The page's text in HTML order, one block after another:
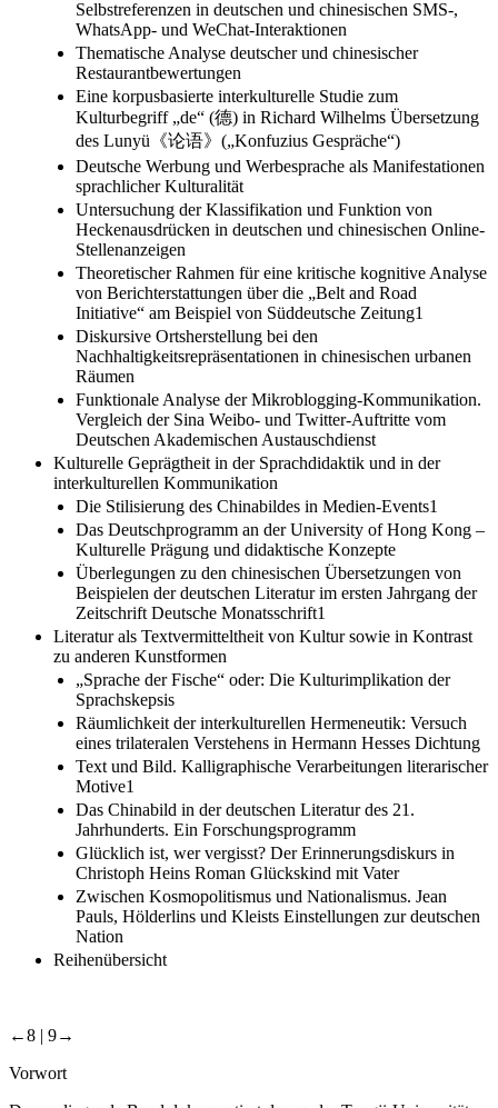
Selbstreferenzen in deutschen und chinesischen SMS-,
WhatsApp- und WeChat-Interaktionen
Thematische Analyse deutscher und chinesischer
Restaurantbewertungen
Eine korpusbasierte interkulturelle Studie zum
Kulturbegriff „de“ (德) in Richard Wilhelms Übersetzung
des Lunyü《论语》(„Konfuzius Gespräche“)
Deutsche Werbung und Werbesprache als Manifestationen
sprachlicher Kulturalität
Untersuchung der Klassifikation und Funktion von
Heckenausdrücken in deutschen und chinesischen Online-
Stellenanzeigen
Theoretischer Rahmen für eine kritische kognitive Analyse
von Berichterstattungen über die „Belt and Road
Initiative“ am Beispiel von Süddeutsche Zeitung1
Diskursive Ortsherstellung bei den
Nachhaltigkeitsrepräsentationen in chinesischen urbanen
Räumen
Funktionale Analyse der Mikroblogging-Kommunikation.
Vergleich der Sina Weibo- und Twitter-Auftritte vom
Deutschen Akademischen Austauschdienst
Kulturelle Geprägtheit in der Sprachdidaktik und in der
interkulturellen Kommunikation
Die Stilisierung des Chinabildes in Medien-Events1
Das Deutschprogramm an der University of Hong Kong –
Kulturelle Prägung und didaktische Konzepte
Überlegungen zu den chinesischen Übersetzungen von
Beispielen der deutschen Literatur im ersten Jahrgang der
Zeitschrift Deutsche Monatsschrift1
Literatur als Textvermitteltheit von Kultur sowie in Kontrast
zu anderen Kunstformen
„Sprache der Fische“ oder: Die Kulturimplikation der
Sprachskepsis
Räumlichkeit der interkulturellen Hermeneutik: Versuch
eines trilateralen Verstehens in Hermann Hesses Dichtung
Text und Bild. Kalligraphische Verarbeitungen literarischer
Motive1
Das Chinabild in der deutschen Literatur des 21.
Jahrhunderts. Ein Forschungsprogramm
Glücklich ist, wer vergisst? Der Erinnerungsdiskurs in
Christoph Heins Roman Glückskind mit Vater
Zwischen Kosmopolitismus und Nationalismus. Jean
Pauls, Hölderlins und Kleists Einstellungen zur deutschen
Nation
Reihenübersicht
←8 | 9→
Vorwort